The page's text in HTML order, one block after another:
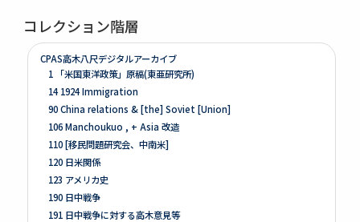
コレクション階層
CPAS高木八尺デジタルアーカイブ
1 「米国東洋政策」原稿(東亜研究所)
14 1924 Immigration
90 China relations & [the] Soviet [Union]
106 Manchoukuo , + Asia 改造
110 [移民問題研究会、中南米]
120 日米関係
123 アメリカ史
190 日中戦争
191 日中戦争に対する高木意見等